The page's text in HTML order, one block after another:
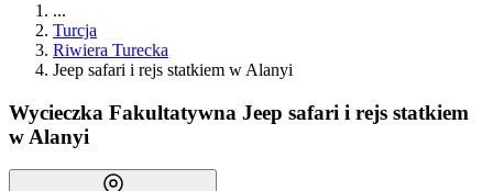
...
Turcja
Riwiera Turecka
Jeep safari i rejs statkiem w Alanyi
Wycieczka Fakultatywna Jeep safari i rejs statkiem
w Alanyi